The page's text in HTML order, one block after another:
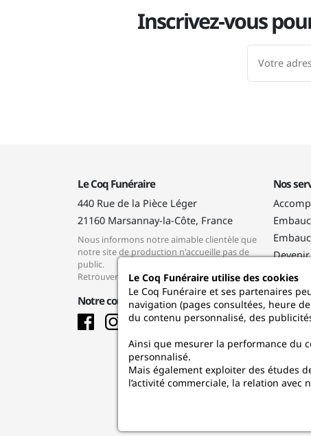
Inscrivez-vous
Le Coq Funéraire
440 Rue de la Pièce Léger
21160 Marsannay-la-Côte, France
Nous informons notre aimable clientèle que
notre site de production n'accueille pas de
public.
Retrouver nous sur lecoqfuneraire.fr
Notre communauté
FacebookInstagram
Nos
Le Coq Funéraire utilise des cookies
Le Coq Funéraire et ses partenaires
navigation (pages consultées, heure
du contenu personnalisé, des
Ainsi que mesurer la performance du
personnalisé.
Mais également exploiter des études
l’activité commerciale, la relation